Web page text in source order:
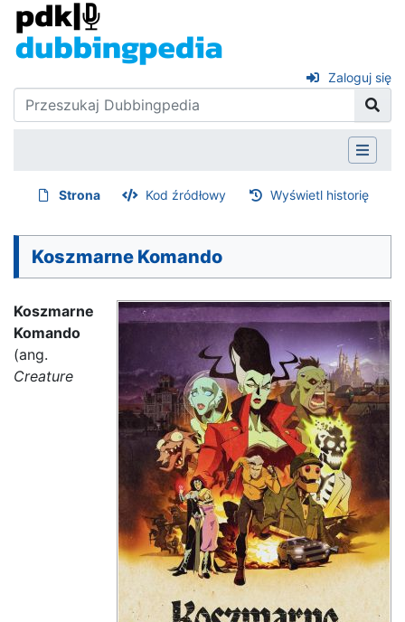
Zaloguj się
Strona Kod źródłowy Wyświetl historię
Koszmarne Komando
Koszmarne
Komando
(ang.
Creature